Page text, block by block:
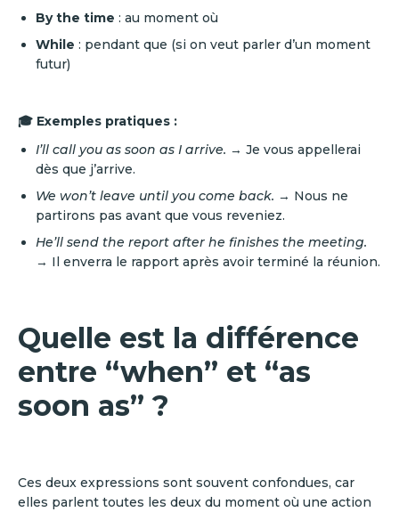
By the time : au moment où
While : pendant que (si on veut parler d’un moment
futur)
🎓 Exemples pratiques :
I’ll call you as soon as I arrive. → Je vous appellerai
dès que j’arrive.
We won’t leave until you come back. → Nous ne
partirons pas avant que vous reveniez.
He’ll send the report after he finishes the meeting.
→ Il enverra le rapport après avoir terminé la réunion.
Quelle est la différence
entre “when” et “as
soon as” ?
Ces deux expressions sont souvent confondues, car
elles parlent toutes les deux du moment où une action